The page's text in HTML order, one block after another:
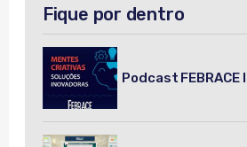
Fique por dentro
Podcast